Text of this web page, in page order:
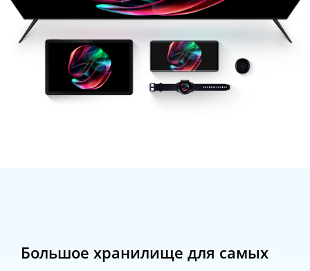
Большое хранилище для самых